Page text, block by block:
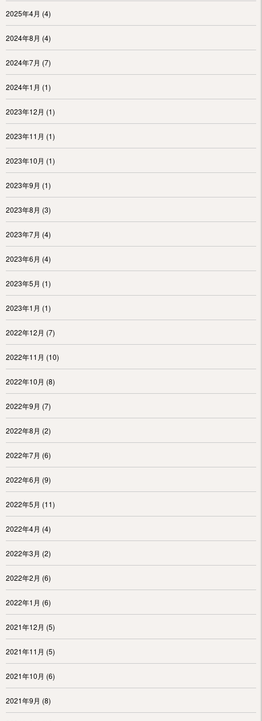
2025年4月 (4)
2024年8月 (4)
2024年7月 (7)
2024年1月 (1)
2023年12月 (1)
2023年11月 (1)
2023年10月 (1)
2023年9月 (1)
2023年8月 (3)
2023年7月 (4)
2023年6月 (4)
2023年5月 (1)
2023年1月 (1)
2022年12月 (7)
2022年11月 (10)
2022年10月 (8)
2022年9月 (7)
2022年8月 (2)
2022年7月 (6)
2022年6月 (9)
2022年5月 (11)
2022年4月 (4)
2022年3月 (2)
2022年2月 (6)
2022年1月 (6)
2021年12月 (5)
2021年11月 (5)
2021年10月 (6)
2021年9月 (8)